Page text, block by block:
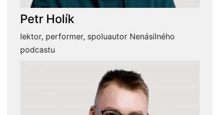
Petr Holík
lektor, performer, spoluautor Nenásilného
podcastu